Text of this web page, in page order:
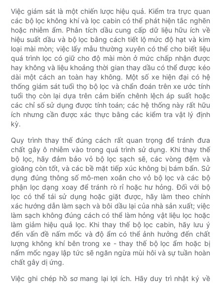
Việc giám sát là một chiến lược hiệu quả. Kiểm tra trực quan
các bộ lọc không khí và lọc cabin có thể phát hiện tắc nghẽn
hoặc nhiễm ẩm. Phân tích dầu cung cấp dữ liệu hữu ích về
hiệu suất dầu và bộ lọc bằng cách tiết lộ mức độ hạt và kim
loại mài mòn; việc lấy mẫu thường xuyên có thể cho biết liệu
quá trình lọc có giữ cho độ mài mòn ở mức chấp nhận được
hay không và liệu khoảng thời gian thay dầu có thể được kéo
dài một cách an toàn hay không. Một số xe hiện đại có hệ
thống giám sát tuổi thọ bộ lọc và chẩn đoán trên xe ước tính
tuổi thọ còn lại dựa trên cảm biến chênh lệch áp suất hoặc
các chỉ số sử dụng được tính toán; các hệ thống này rất hữu
ích nhưng cần được xác thực bằng các kiểm tra vật lý định
kỳ.
Quy trình thay thế đúng cách rất quan trọng để tránh đưa
chất gây ô nhiễm vào trong quá trình sử dụng. Khi thay thế
bộ lọc, hãy đảm bảo vỏ bộ lọc sạch sẽ, các vòng đệm và
gioăng còn tốt, và các bề mặt tiếp xúc không bị bám bẩn. Sử
dụng đúng thông số mô-men xoắn cho vỏ bộ lọc và các bộ
phận lọc dạng xoay để tránh rò rỉ hoặc hư hỏng. Đối với bộ
lọc có thể tái sử dụng hoặc giặt được, hãy làm theo chính
xác hướng dẫn làm sạch và bôi dầu lại của nhà sản xuất; việc
làm sạch không đúng cách có thể làm hỏng vật liệu lọc hoặc
làm giảm hiệu quả lọc. Khi thay thế bộ lọc cabin, hãy lưu ý
đến vấn đề nấm mốc và độ ẩm có thể ảnh hưởng đến chất
lượng không khí bên trong xe - thay thế bộ lọc ẩm hoặc bị
nấm mốc ngay lập tức sẽ ngăn ngừa mùi hôi và sự tuần hoàn
chất gây dị ứng.
Việc ghi chép hồ sơ mang lại lợi ích. Hãy duy trì nhật ký về